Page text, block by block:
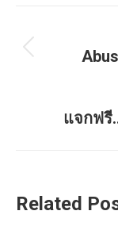
แจกฟรี
Related